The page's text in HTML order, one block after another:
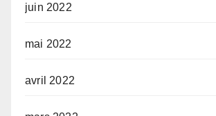
juin 2022
mai 2022
avril 2022